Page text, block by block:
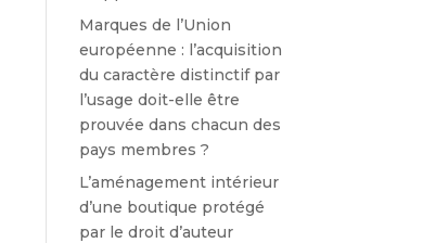
Marques de l’Union
européenne : l’acquisition
du caractère distinctif par
l’usage doit-elle être
prouvée dans chacun des
pays membres ?
L’aménagement intérieur
d’une boutique protégé
par le droit d’auteur